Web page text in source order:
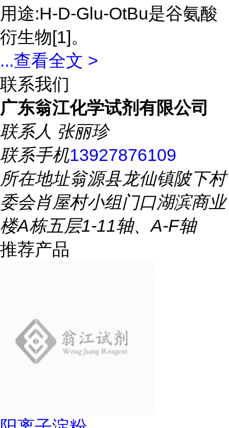
用途:H-D-Glu-OtBu是谷氨酸
衍生物[1]。
...查看全文 >
联系我们
广东翁江化学试剂有限公司
联系人 张丽珍
联系手机13927876109
所在地址翁源县龙仙镇陂下村
委会肖屋村小组门口湖滨商业
楼A栋五层1-11轴、A-F轴
推荐产品